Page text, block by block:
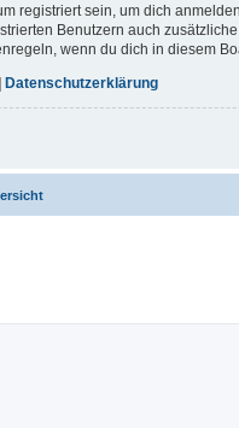
registriert sein, um dich
Benutzern auch
wenn du dich in diesem
| Datenschutzerklärung